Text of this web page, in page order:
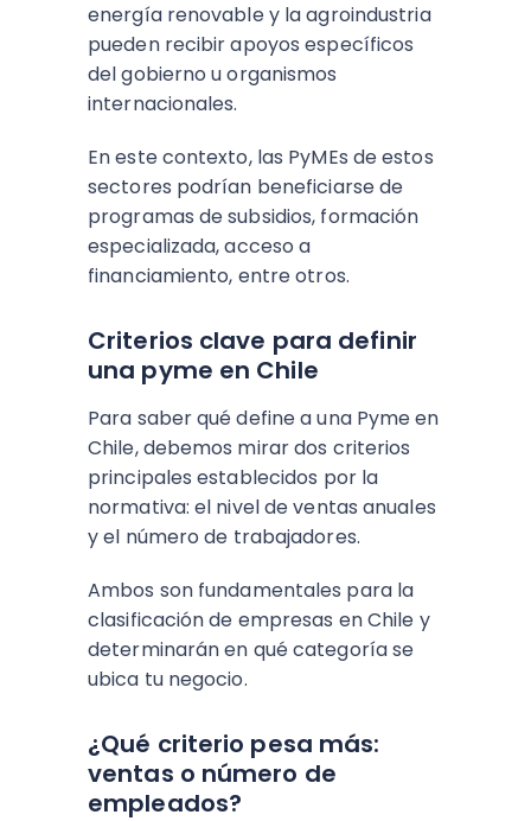
energía renovable y la agroindustria
pueden recibir apoyos específicos
del gobierno u organismos
internacionales.
En este contexto, las PyMEs de estos
sectores podrían beneficiarse de
programas de subsidios, formación
especializada, acceso a
financiamiento, entre otros.
Criterios clave para definir
una pyme en Chile
Para saber qué define a una Pyme en
Chile, debemos mirar dos criterios
principales establecidos por la
normativa: el nivel de ventas anuales
y el número de trabajadores.
Ambos son fundamentales para la
clasificación de empresas en Chile y
determinarán en qué categoría se
ubica tu negocio.
¿Qué criterio pesa más:
ventas o número de
empleados?